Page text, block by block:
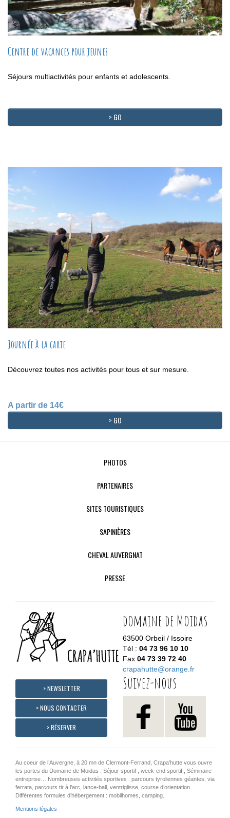
Centre de vacances pour jeunes
Séjours multiactivités pour enfants et adolescents.
> GO
Journée à la carte
Découvrez toutes nos activités pour tous et sur mesure.
A partir de 14€
> GO
PHOTOS
PARTENAIRES
SITES TOURISTIQUES
SAPINIÈRES
CHEVAL AUVERGNAT
PRESSE
domaine de Moidas
63500 Orbeil / Issoire
Tél : 04 73 96 10 10
Fax 04 73 39 72 40
crapahutte@orange.fr
> NEWSLETTER
> NOUS CONTACTER
> RÉSERVER
Suivez-nous
Au coeur de l’Auvergne, à 20 mn de Clermont-Ferrand, Crapa’hutte vous ouvre
les portes du Domaine de Moidas : Séjour sportif , week-end sportif , Séminaire
entreprise… Nombreuses activités sportives : parcours tyroliennes géantes, via
ferrata, parcours tir à l’arc, lance-ball, ventriglisse, course d’orientation…
Différentes formules d’hébergement : mobilhomes, camping.
Mentions légales